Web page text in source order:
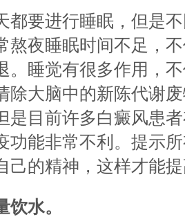
要进行睡眠，但是不
熬夜睡眠时间不足，
。睡觉有很多作用，
除大脑中的新陈代谢
是目前许多白癜风患
功能非常不利。提示
己的精神，这样才能
水。